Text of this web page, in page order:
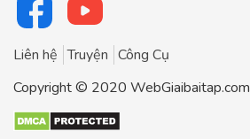
Liên hệ Truyện Công Cụ
Copyright © 2020 WebGiaibaitap.com